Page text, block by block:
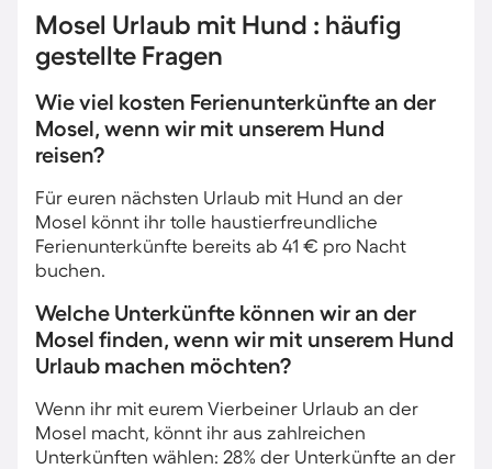
Mosel Urlaub mit Hund : häufig
gestellte Fragen
Wie viel kosten Ferienunterkünfte an der
Mosel, wenn wir mit unserem Hund
reisen?
Für euren nächsten Urlaub mit Hund an der
Mosel könnt ihr tolle haustierfreundliche
Ferienunterkünfte bereits ab 41 € pro Nacht
buchen.
Welche Unterkünfte können wir an der
Mosel finden, wenn wir mit unserem Hund
Urlaub machen möchten?
Wenn ihr mit eurem Vierbeiner Urlaub an der
Mosel macht, könnt ihr aus zahlreichen
Unterkünften wählen: 28% der Unterkünfte an der